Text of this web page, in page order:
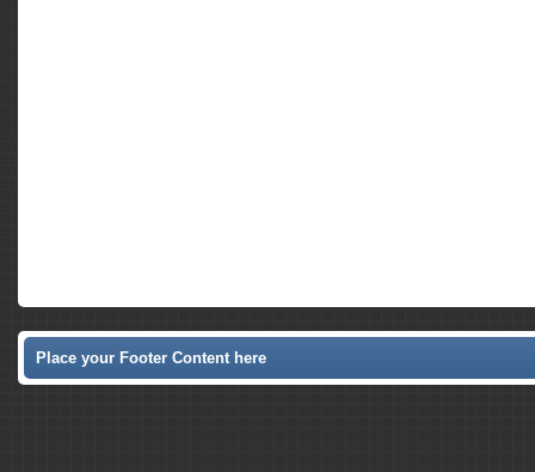
Place your Footer Content here